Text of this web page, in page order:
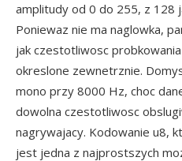
amplitudy od 0 do 255, z 128
Poniewaz nie ma naglowka,
jak czestotliwosc
okreslone zewnetrznie.
mono przy 8000 Hz, choc
dowolna czestotliwosc
nagrywajacy. Kodowanie u8,
jest jedna z najprostszych